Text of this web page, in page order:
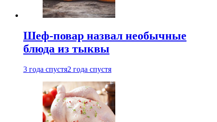
Шеф-повар назвал необычные
блюда из тыквы
3 года спустя2 года спустя